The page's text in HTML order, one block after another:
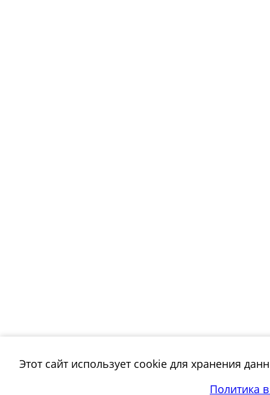
Этот сайт использует cookie для хранения
Политика